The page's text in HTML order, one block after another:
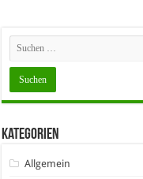
Kategorien
Allgemein